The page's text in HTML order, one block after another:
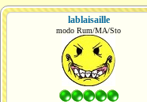
lablaisaille
modo Rum/MA/Sto